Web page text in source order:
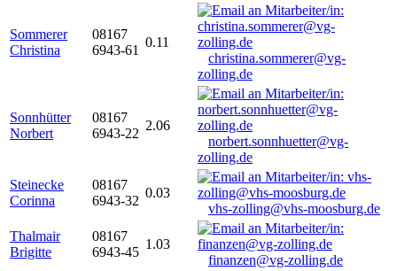
Sommerer
Christina
08167
6943-61
0.11
christina.sommerer@vg-
zolling.de
Sonnhütter
Norbert
08167
6943-22
2.06
norbert.sonnhuetter@vg-
zolling.de
Steinecke
Corinna
08167
6943-32
0.03
vhs-zolling@vhs-moosburg.de
Thalmair
Brigitte
08167
6943-45
1.03
finanzen@vg-zolling.de